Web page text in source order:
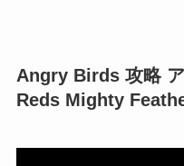
Angry Birds 攻略
Reds Mighty